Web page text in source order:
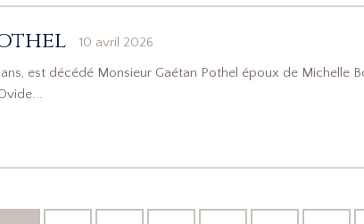
10 avril 2026
est décédé Monsieur Gaétan Pothel époux de Michelle